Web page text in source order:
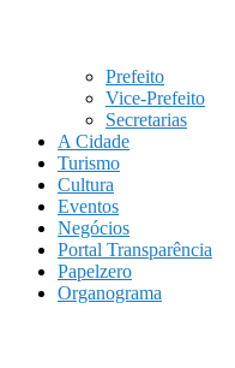
Prefeito
Vice-Prefeito
Secretarias
A Cidade
Turismo
Cultura
Eventos
Negócios
Portal Transparência
Papelzero
Organograma